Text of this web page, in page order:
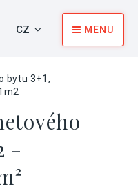
CZ MENU
bytu 3+1,
-